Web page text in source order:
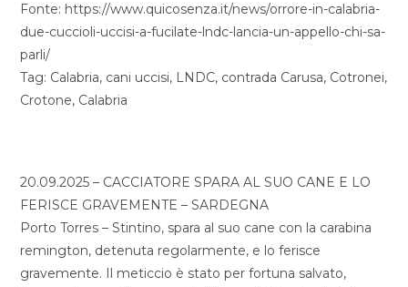
Fonte: https://www.quicosenza.it/news/orrore-in-calabria-
due-cuccioli-uccisi-a-fucilate-lndc-lancia-un-appello-chi-sa-
parli/
Tag: Calabria, cani uccisi, LNDC, contrada Carusa, Cotronei,
Crotone, Calabria
20.09.2025 – CACCIATORE SPARA AL SUO CANE E LO
FERISCE GRAVEMENTE – SARDEGNA
Porto Torres – Stintino, spara al suo cane con la carabina
remington, detenuta regolarmente, e lo ferisce
gravemente. Il meticcio è stato per fortuna salvato,